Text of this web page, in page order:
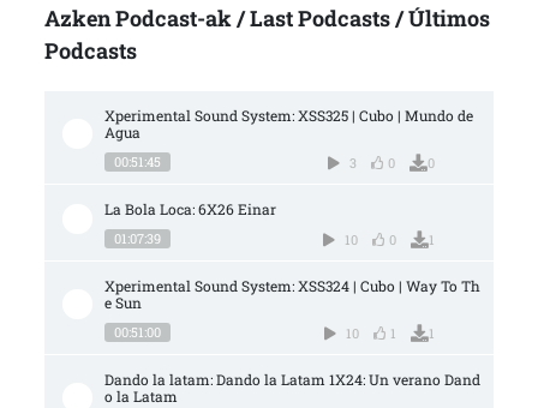
Azken Podcast-ak / Last Podcasts / Últimos
Podcasts
Xperimental Sound System: XSS325 | Cubo | Mundo de
Agua
00:51:45 3 0 0
La Bola Loca: 6X26 Einar
01:07:39 10 0 1
Xperimental Sound System: XSS324 | Cubo | Way To Th
e Sun
00:51:00 10 1 1
Dando la latam: Dando la Latam 1X24: Un verano Dand
o la Latam